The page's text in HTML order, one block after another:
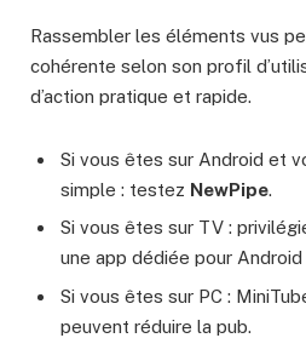
Rassembler les éléments vus
cohérente selon son profil
d’action pratique et rapide.
Si vous êtes sur Android et
simple : testez NewPipe.
Si vous êtes sur TV :
une app dédiée pour Android
Si vous êtes sur PC :
peuvent réduire la pub.